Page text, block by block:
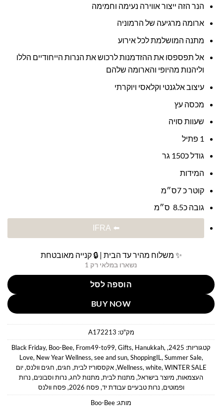
הנר הזה ייצור אווירה נעימה וחמימה
ארומה מרגיעה של הרמוניה
מתנה המושלמת לכל אירוע
אל תפספסו את ההזדמנות לרכוש את הנרות הייחודיים הללו
וליהנות מהיופי והארומה שלהם
עיצוב אלגנטי וקלאסי ויוקרתי
מכסה עץ
שעוות סויה
1 פתיל
גודל כ150 גר
המידות
קוטר כ 7ס״מ
גובה כ8.5 ס״מ
⬅️ IFRA
✨ משלוח מהיר עד הבית | 🔒 קנייה מאובטחת
נשארו במלאי רק 1
הוספה לסל
BUY NOW
מק"ט: A172213
קטגוריות: 2425
,
Black Friday, Boo-Bee, From49-to99, Gifts, Hanukkah,
Love, New Year Wellness, see and sun, ShoppingIL, Summer Sale,
Wellness, white, WINTER SALE
,אקססוריז לבית, חגים, חגים וולנס,יום
העצמאות, מיוצר בישראל, מתנות לבית, מתנות לחג, נרות וסבונים, נרות
ופמוטים, נרות טבעיים עבודת יד,פסח 2026 ,פסח וולנס
מותג: Boo-Bee